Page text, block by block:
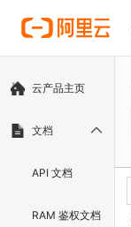
云产品主页
文档
API 文档
RAM 鉴权文档